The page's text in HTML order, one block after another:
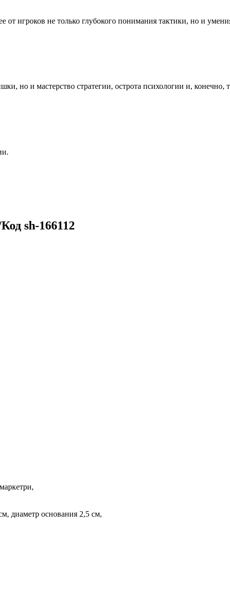
игроков не только глубокого понимания тактики, но и
но и мастерство стратегии, острота психологии и, конечно,
sh-166112
диаметр основания 2,5 см,